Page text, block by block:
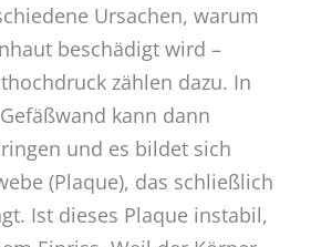
Ursachen, warum
beschädigt wird –
zählen dazu. In
kann dann
und es bildet sich
(Plaque), das schließlich
Ist dieses Plaque instabil,